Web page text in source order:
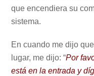
que encendiera su
sistema.
En cuando me dijo
lugar, me dijo: “Por
está en la entrada y